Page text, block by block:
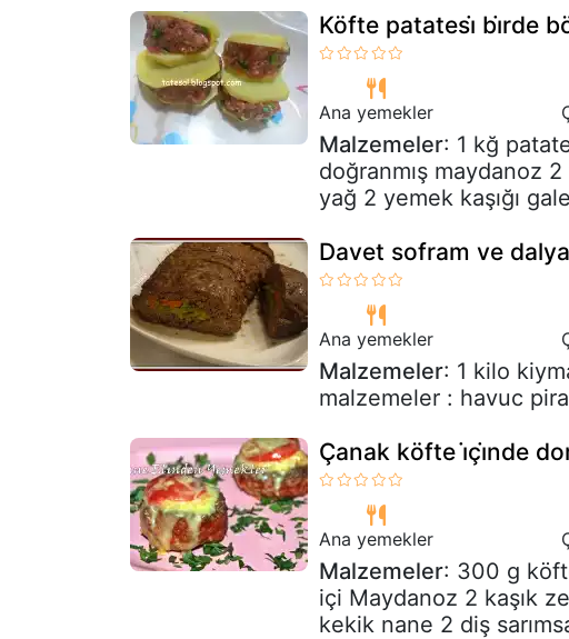
Köfte patatesi̇ bi̇rde
Ana yemekler
Malzemeler: 1 kğ
doğranmış maydanoz 2
yağ 2 yemek kaşığı
Davet sofram ve
Ana yemekler
Malzemeler: 1 kilo
malzemeler : havuc
Çanak köfte i̇çi̇nde
Ana yemekler
Malzemeler: 300 g
içi Maydanoz 2 kaşık
kekik nane 2 diş